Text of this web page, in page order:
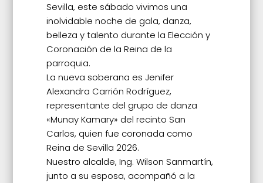
Sevilla, este sábado vivimos una
inolvidable noche de gala, danza,
belleza y talento durante la Elección y
Coronación de la Reina de la
parroquia.
La nueva soberana es Jenifer
Alexandra Carrión Rodríguez,
representante del grupo de danza
«Munay Kamary» del recinto San
Carlos, quien fue coronada como
Reina de Sevilla 2026.
Nuestro alcalde, Ing. Wilson Sanmartín,
junto a su esposa, acompañó a la